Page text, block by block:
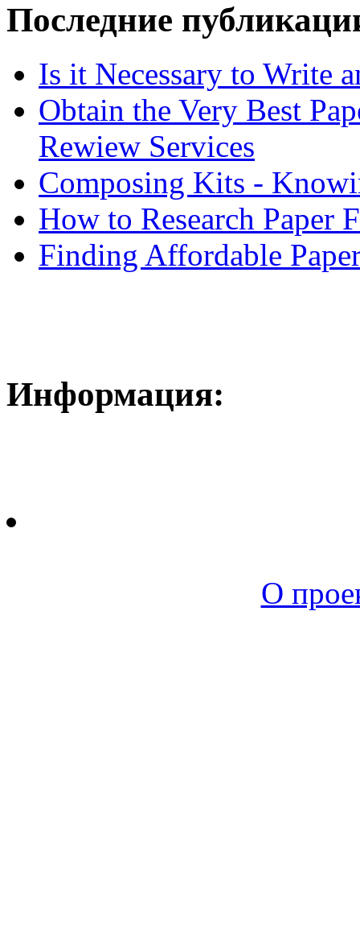
Последние
Is it Necessary to Write
Obtain the Very Best
Rewiew Services
Composing Kits -
How to Research Paper
Finding Affordable
Информация:
О